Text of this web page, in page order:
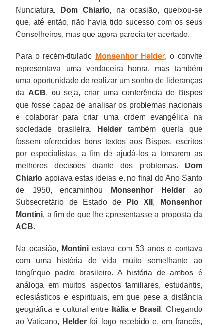
Nunciatura.
Dom Chiarlo, na ocasião, queixou-se
que, até então, não havia tido sucesso com os seus
Conselheiros, mas que agora parecia ter acertado.
Para o recém-titulado Monsenhor Helder, o convite
representava uma verdadeira honra, mas também
uma oportunidade de realizar um sonho de lideranças
da ACB, ou seja, criar uma conferência de Bispos
que fosse capaz de analisar os problemas nacionais
e colaborar para criar uma ordem evangélica na
sociedade brasileira.
Helder também queria que
fossem oferecidos bons textos aos Bispos, escritos
por especialistas, a fim de ajudá-los a tomarem as
melhores decisões diante dos problemas.
Dom
Chiarlo apoiava estas ideias e, no final do Ano Santo
de 1950, encaminhou
Monsenhor Helder ao
Subsecretário de Estado de Pio XII ,
Monsenhor
Montini, a fim de que lhe apresentasse a proposta da
ACB.
Na ocasião, Montini estava com 53 anos e contava
com uma história de vida muito semelhante ao
longínquo padre brasileiro. A história de ambos é
análoga em muitos aspectos familiares, estudantis,
eclesiásticos e espirituais, em que pese a distância
geográfica e cultural entre
Itáliae Brasil . Chegando
ao Vaticano, Helder foi logo recebido e, em francês,